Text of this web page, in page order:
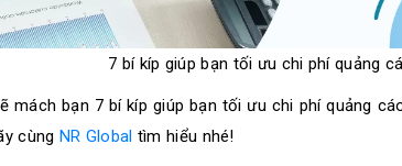
7 bí kíp giúp bạn tối ưu chi phí quảng
mách bạn 7 bí kíp giúp bạn tối ưu chi phí quảng
cùng NR Global tìm hiểu nhé!